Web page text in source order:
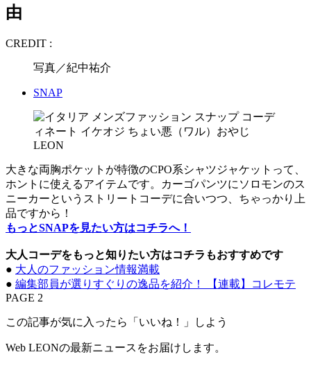
由
CREDIT :
写真／紀中祐介
SNAP
大きな両胸ポケットが特徴のCPO系シャツジャケットって、
ホントに使えるアイテムです。カーゴパンツにソロモンのス
ニーカーというストリートコーデに合いつつ、ちゃっかり上
品ですから！
もっとSNAPを見たい方はコチラへ！
大人コーデをもっと知りたい方はコチラもおすすめです
● 大人のファッション情報満載
● 編集部員が選りすぐりの逸品を紹介！ 【連載】コレモテ
PAGE 2
この記事が気に入ったら「いいね！」しよう
Web LEONの最新ニュースをお届けします。